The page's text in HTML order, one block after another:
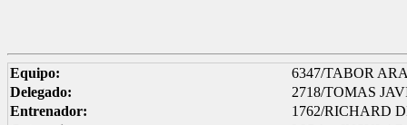
Equipo:
6347/TABOR
Delegado:
2718/TOMAS
Entrenador:
1762/RICHARD